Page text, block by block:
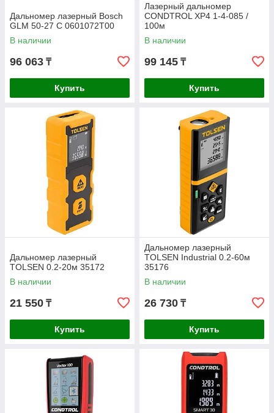
Дальномер лазерный Bosch
GLM 50-27 С 0601072T00
В наличии
96 063 ₸
Купить
Лазерный дальномер
CONDTROL XP4 1-4-085 /
100м
В наличии
99 145 ₸
Купить
Дальномер лазерный
TOLSEN 0.2-20м 35172
В наличии
21 550 ₸
Купить
Дальномер лазерный
TOLSEN Industrial 0.2-60м
35176
В наличии
26 730 ₸
Купить